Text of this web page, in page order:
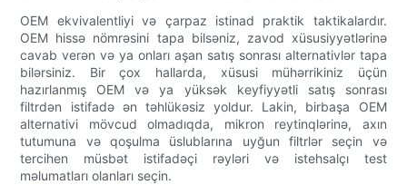
OEM ekvivalentliyi və çarpaz istinad praktik taktikalardır.
OEM hissə nömrəsini tapa bilsəniz, zavod xüsusiyyətlərinə
cavab verən və ya onları aşan satış sonrası alternativlər tapa
bilərsiniz. Bir çox hallarda, xüsusi mühərrikiniz üçün
hazırlanmış OEM və ya yüksək keyfiyyətli satış sonrası
filtrdən istifadə ən təhlükəsiz yoldur. Lakin, birbaşa OEM
alternativi mövcud olmadıqda, mikron reytinqlərinə, axın
tutumuna və qoşulma üslublarına uyğun filtrlər seçin və
tercihen müsbət istifadəçi rəyləri və istehsalçı test
məlumatları olanları seçin.